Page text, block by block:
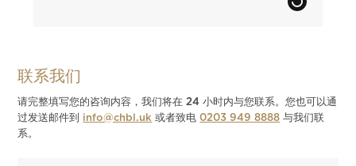
联系我们
请完整填写您的咨询内容，我们将在 24 小时内与您联系。您也可以通
过发送邮件到 info@chbl.uk 或者致电0203 949 8888 与我们联
系。